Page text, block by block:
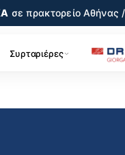
σε πρακτορείοΑθήνας
Συρταριέρες